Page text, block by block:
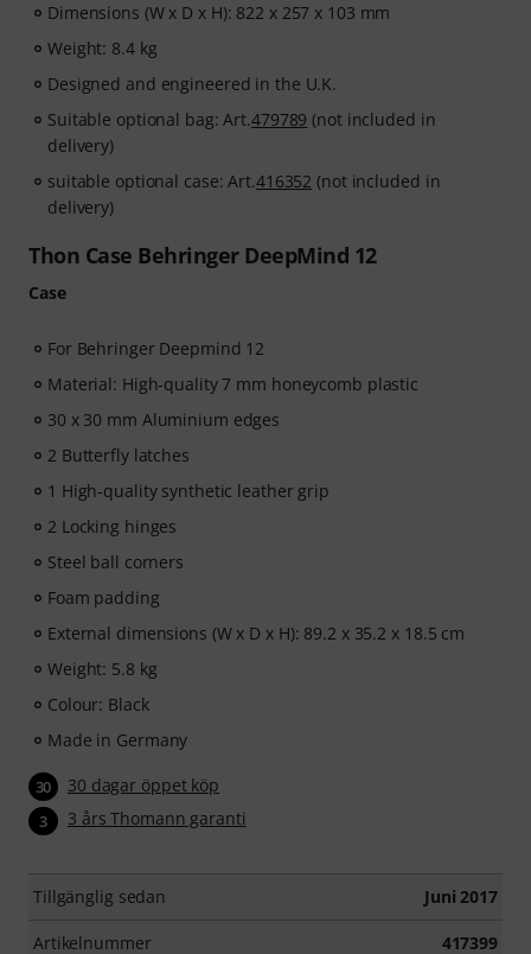
Dimensions (W x D x H): 822 x 257 x 103 mm
Weight: 8.4 kg
Designed and engineered in the U.K.
Suitable optional bag: Art.479789 (not included in
delivery)
suitable optional case: Art.416352 (not included in
delivery)
Thon Case Behringer DeepMind 12
Case
For Behringer Deepmind 12
Material: High-quality 7 mm honeycomb plastic
30 x 30 mm Aluminium edges
2 Butterfly latches
1 High-quality synthetic leather grip
2 Locking hinges
Steel ball corners
Foam padding
External dimensions (W x D x H): 89.2 x 35.2 x 18.5 cm
Weight: 5.8 kg
Colour: Black
Made in Germany
30 30 dagar öppet köp
3 3 års Thomann garanti
Tillgänglig sedan Juni 2017
Artikelnummer 417399